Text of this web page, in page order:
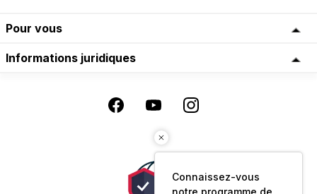
Pour vous
Informations juridiques
Connaissez-vous
notre programme de